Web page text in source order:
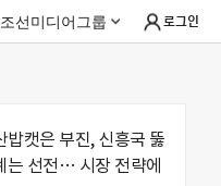
조선미디어그룹 로그인